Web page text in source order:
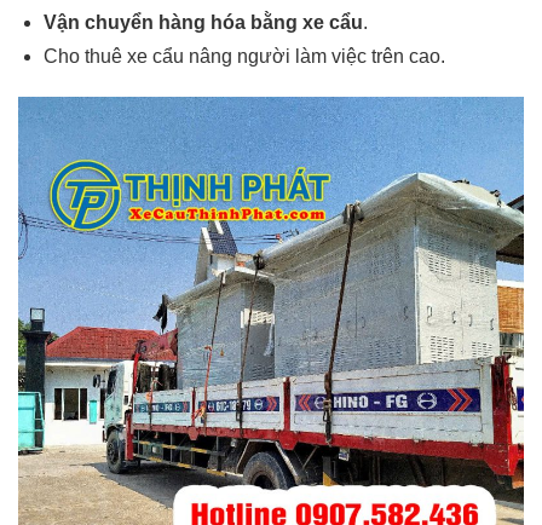
Vận chuyển hàng hóa bằng xe cẩu.
Cho thuê xe cẩu nâng người làm việc trên cao.